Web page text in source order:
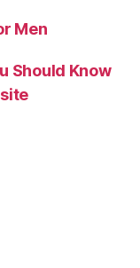
Men
Should Know